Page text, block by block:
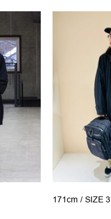
171cm / SIZE 3